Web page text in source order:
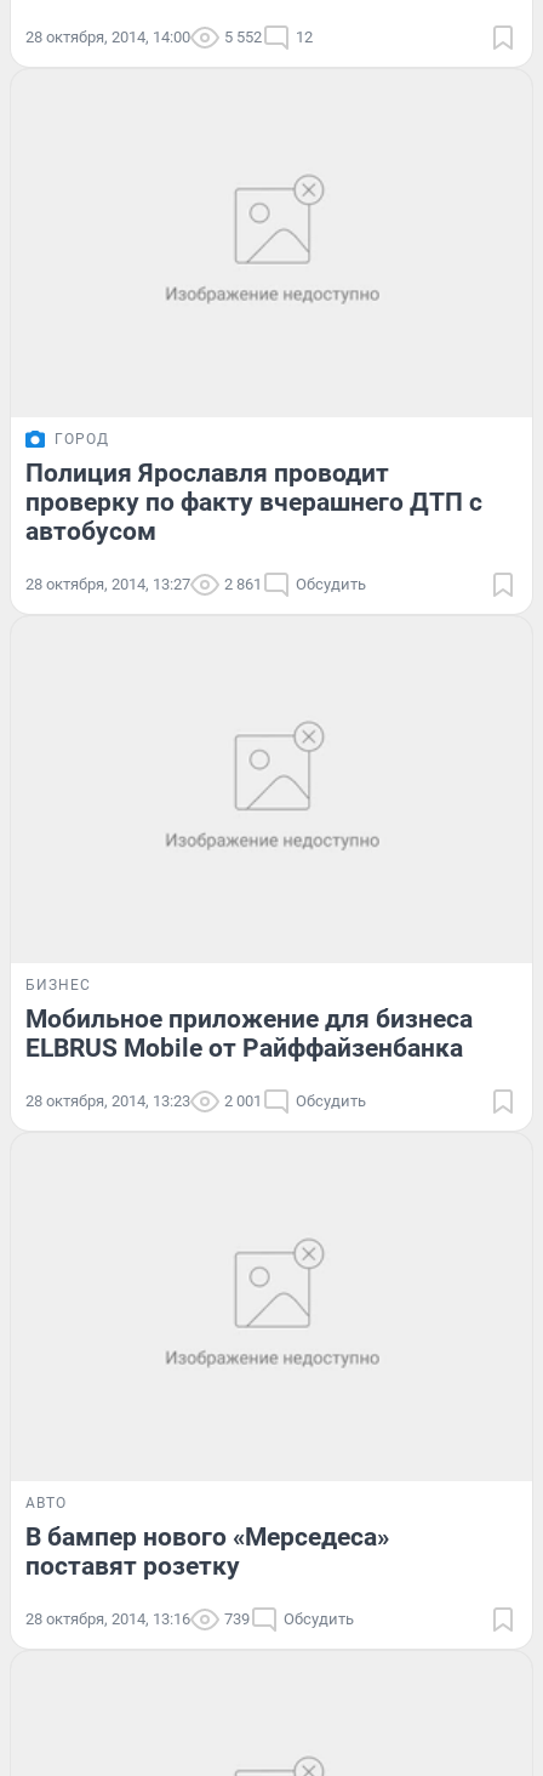
28 октября, 2014, 14:00 5 552 12
ГОРОД
Полиция Ярославля проводит
проверку по факту вчерашнего ДТП с
автобусом
28 октября, 2014, 13:27 2 861 Обсудить
БИЗНЕС
Мобильное приложение для бизнеса
ELBRUS Mobile от Райффайзенбанка
28 октября, 2014, 13:23 2 001 Обсудить
АВТО
В бампер нового «Мерседеса»
поставят розетку
28 октября, 2014, 13:16 739 Обсудить